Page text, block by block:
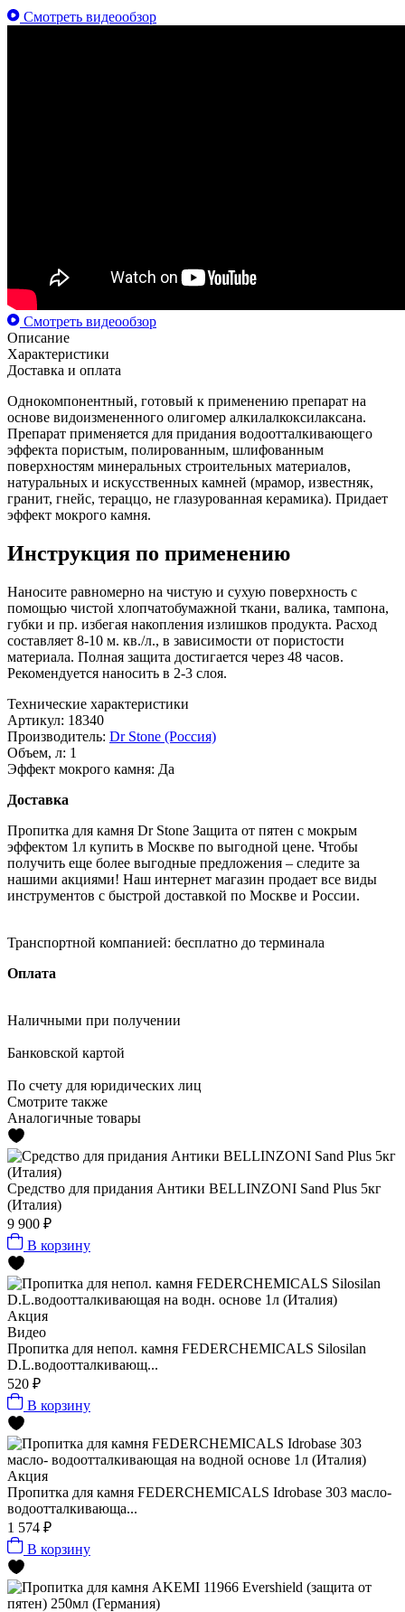
Смотреть видеообзор
Смотреть видеообзор
Описание
Характеристики
Доставка и оплата
Однокомпонентный, готовый к применению препарат на
основе видоизмененного олигомер алкилалкоксилаксана.
Препарат применяется для придания водоотталкивающего
эффекта пористым, полированным, шлифованным
поверхностям минеральных строительных материалов,
натуральных и искусственных камней (мрамор, известняк,
гранит, гнейс, тераццо, не глазурованная керамика). Придает
эффект мокрого камня.
Инструкция по применению
Наносите равномерно на чистую и сухую поверхность с
помощью чистой хлопчатобумажной ткани, валика, тампона,
губки и пр. избегая накопления излишков продукта. Расход
составляет 8-10 м. кв./л., в зависимости от пористости
материала. Полная защита достигается через 48 часов.
Рекомендуется наносить в 2-3 слоя.
Технические характеристики
Артикул: 18340
Производитель: Dr Stone (Россия)
Объем, л: 1
Эффект мокрого камня: Да
Доставка
Пропитка для камня Dr Stone Защита от пятен с мокрым
эффектом 1л купить в Москве по выгодной цене. Чтобы
получить еще более выгодные предложения – следите за
нашими акциями! Наш интернет магазин продает все виды
инструментов с быстрой доставкой по Москве и России.
Транспортной компанией: бесплатно до терминала
Оплата
Наличными при получении
Банковской картой
По счету для юридических лиц
Смотрите также
Аналогичные товары
Средство для придания Антики BELLINZONI Sand Plus 5кг
(Италия)
9 900 ₽
В корзину
Акция
Видео
Пропитка для непол. камня FEDERCHEMICALS Silosilan
D.L.водоотталкивающ...
520 ₽
В корзину
Акция
Пропитка для камня FEDERCHEMICALS Idrobase 303 масло-
водоотталкивающа...
1 574 ₽
В корзину